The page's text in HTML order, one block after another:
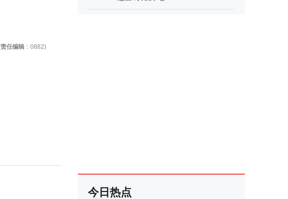
责任编辑 ：0882)
今日热点